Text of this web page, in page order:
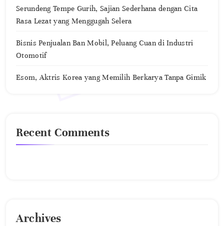
Serundeng Tempe Gurih, Sajian Sederhana dengan Cita
Rasa Lezat yang Menggugah Selera
Bisnis Penjualan Ban Mobil, Peluang Cuan di Industri
Otomotif
Esom, Aktris Korea yang Memilih Berkarya Tanpa Gimik
Recent Comments
Archives